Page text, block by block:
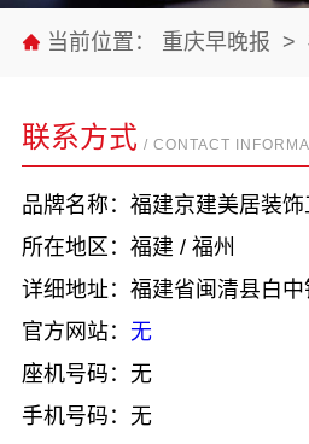
当前位置： 重庆早晚报 >
联系方式 / CONTACT
品牌名称：福建京建美居装饰
所在地区：福建 / 福州
详细地址：福建省闽清县白
官方网站： 无
座机号码：无
手机号码：无